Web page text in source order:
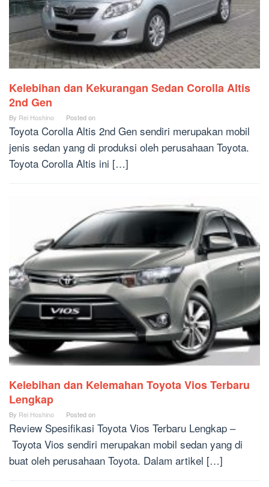
Kelebihan dan Kekurangan Sedan Corolla Altis
2nd Gen
By Rei Hoshino Posted on
Toyota Corolla Altis 2nd Gen sendiri merupakan mobil
jenis sedan yang di produksi oleh perusahaan Toyota.
Toyota Corolla Altis ini […]
Kelebihan dan Kelemahan Toyota Vios Terbaru
Lengkap
By Rei Hoshino Posted on
Review Spesifikasi Toyota Vios Terbaru Lengkap –
Toyota Vios sendiri merupakan mobil sedan yang di
buat oleh perusahaan Toyota. Dalam artikel […]